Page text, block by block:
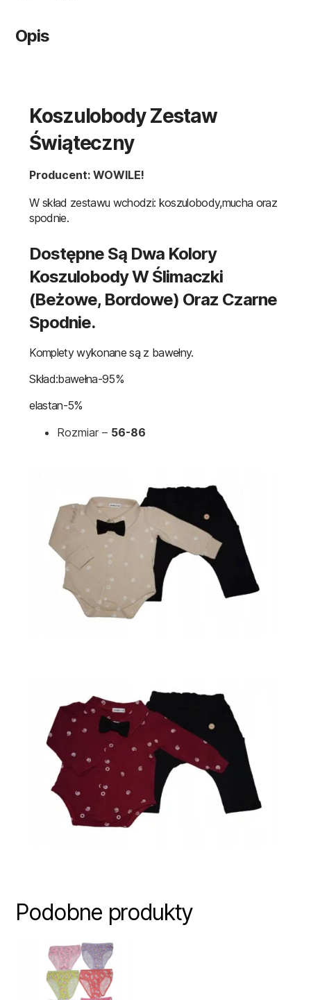
Opis
Koszulobody Zestaw
Świąteczny
Producent: WOWILE!
W skład zestawu wchodzi: koszulobody,mucha oraz
spodnie.
Dostępne Są Dwa Kolory
Koszulobody W Ślimaczki
(beżowe, Bordowe) Oraz Czarne
Spodnie.
Komplety wykonane są z bawełny.
Skład:bawełna-95%
elastan-5%
Rozmiar – 56-86
Podobne produkty